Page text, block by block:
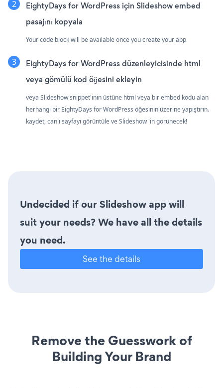
EightyDays for WordPress için Slideshow embed
pasajını kopyala
Your code block will be available once you create your app
EightyDays for WordPress düzenleyicisinde html
veya gömülü kod öğesini ekleyin
veya Slideshow snippet'inin üstüne html veya bir embed kodu alan
herhangi bir EightyDays for WordPress öğesinin üzerine yapıştırın.
kaydet, canlı sayfayı görüntüle ve Slideshow 'in görünecek!
Undecided if our Slideshow app will
suit your needs? We have all the details
you need.
See the details
Remove the Guesswork of
Building Your Brand